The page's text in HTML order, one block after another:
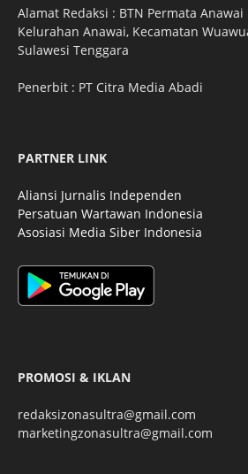
Alamat Redaksi : BTN Permata
Kelurahan Anawai, Kecamatan
Sulawesi Tenggara
Penerbit : PT Citra Media Abadi
PARTNER LINK
Aliansi Jurnalis Independen
Persatuan Wartawan Indonesia
Asosiasi Media Siber Indonesia
PROMOSI & IKLAN
redaksizonasultra@gmail.com
marketingzonasultra@gmail.com